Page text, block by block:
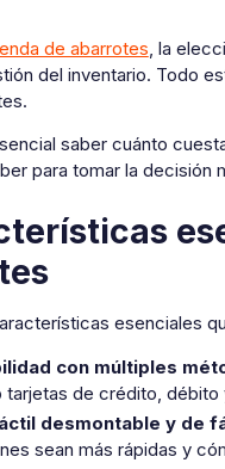
de abarrotes , la
del inventario. Todo
saber cuánto
para tomar la decisión
esenciales
con múltiples
tarjetas de crédito,
desmontable y de
sean más rápidas y